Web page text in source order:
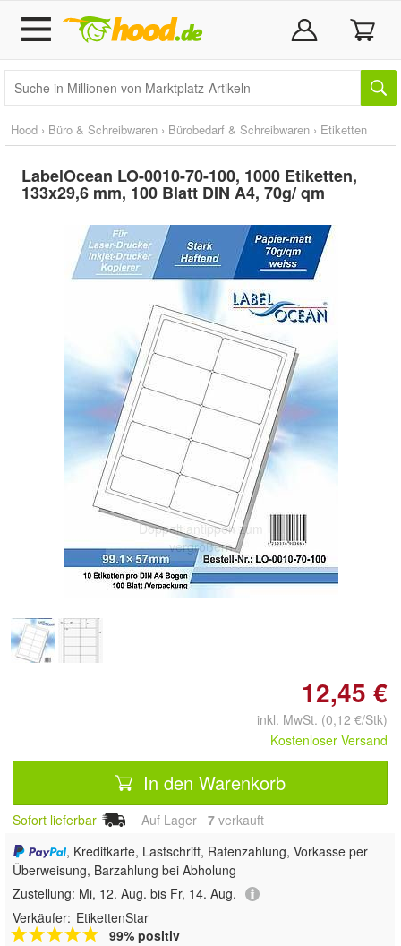
Hood › Büro & Schreibwaren › Bürobedarf & Schreibwaren › Etiketten
LabelOcean LO-0010-70-100, 1000 Etiketten,
133x29,6 mm, 100 Blatt DIN A4, 70g/ qm
Doppelt antippen zum
vergrößern
12,45 €
inkl. MwSt. (0,12 €/Stk)
Kostenloser Versand
In den Warenkorb
Sofort lieferbar Auf Lager 7 verkauft
, Kreditkarte, Lastschrift, Ratenzahlung, Vorkasse per
Überweisung, Barzahlung bei Abholung
Zustellung: Mi, 12. Aug. bis Fr, 14. Aug.
Verkäufer: EtikettenStar
99% positiv